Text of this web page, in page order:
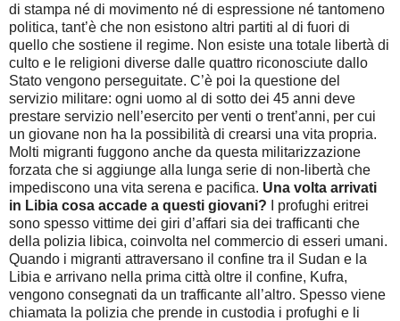
di stampa né di movimento né di espressione né tantomeno
politica, tant’è che non esistono altri partiti al di fuori di
quello che sostiene il regime. Non esiste una totale libertà di
culto e le religioni diverse dalle quattro riconosciute dallo
Stato vengono perseguitate. C’è poi la questione del
servizio militare: ogni uomo al di sotto dei 45 anni deve
prestare servizio nell’esercito per venti o trent’anni, per cui
un giovane non ha la possibilità di crearsi una vita propria.
Molti migranti fuggono anche da questa militarizzazione
forzata che si aggiunge alla lunga serie di non-libertà che
impediscono una vita serena e pacifica. Una volta arrivati
in Libia cosa accade a questi giovani? I profughi eritrei
sono spesso vittime dei giri d’affari sia dei trafficanti che
della polizia libica, coinvolta nel commercio di esseri umani.
Quando i migranti attraversano il confine tra il Sudan e la
Libia e arrivano nella prima città oltre il confine, Kufra,
vengono consegnati da un trafficante all’altro. Spesso viene
chiamata la polizia che prende in custodia i profughi e li